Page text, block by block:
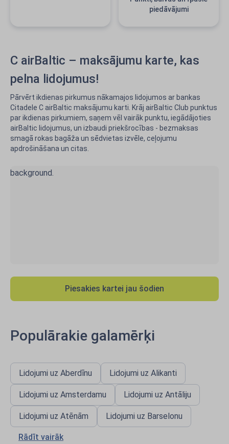
piedāvājumi
C airBaltic – maksājumu karte, kas
pelna lidojumus!
Pārvērt ikdienas pirkumus nākamajos lidojumos ar bankas
Citadele C airBaltic maksājumu karti. Krāj airBaltic Club punktus
par ikdienas pirkumiem, saņem vēl vairāk punktu, iegādājoties
airBaltic lidojumus, un izbaudi priekšrocības - bezmaksas
smagā rokas bagāža un sēdvietas izvēle, ceļojumu
apdrošināšana un citas.
Piesakies kartei jau šodien
Populārakie galamērķi
Lidojumi uz Aberdīnu Lidojumi uz Alikanti
Lidojumi uz Amsterdamu Lidojumi uz Antāliju
Lidojumi uz Atēnām Lidojumi uz Barselonu
Rādīt vairāk